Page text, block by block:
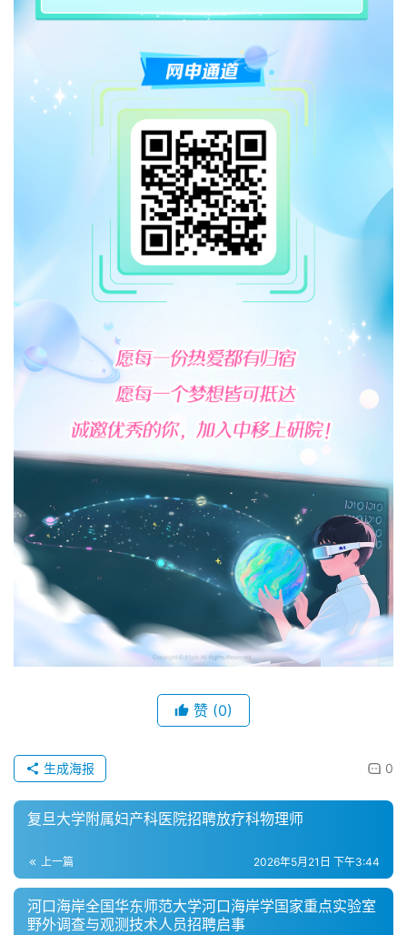
赞 (0)
0
生成海报
复旦大学附属妇产科医院招聘放疗科物理师
上一篇 2026年5月21日 下午3:44
河口海岸全国华东师范大学河口海岸学国家重点实验室
野外调查与观测技术人员招聘启事